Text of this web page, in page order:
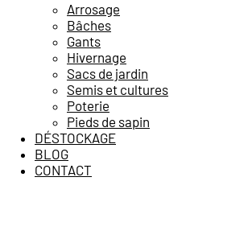
Arrosage
Bâches
Gants
Hivernage
Sacs de jardin
Semis et cultures
Poterie
Pieds de sapin
DÉSTOCKAGE
BLOG
CONTACT